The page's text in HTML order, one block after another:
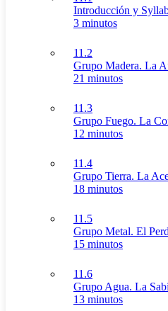
Introducción y
3 minutos
11.2
Grupo Madera. La
21 minutos
11.3
Grupo Fuego. La
12 minutos
11.4
Grupo Tierra. La
18 minutos
11.5
Grupo Metal. El
15 minutos
11.6
Grupo Agua. La
13 minutos